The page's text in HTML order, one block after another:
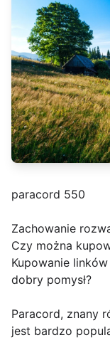
paracord 550
Zachowanie
Czy można
Kupowanie
dobry pomysł?
Paracord, znany
jest bardzo